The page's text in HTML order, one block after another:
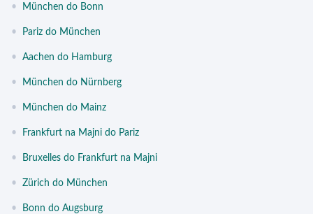
• München do Bonn
• Pariz do München
• Aachen do Hamburg
• München do Nürnberg
• München do Mainz
• Frankfurt na Majni do Pariz
• Bruxelles do Frankfurt na Majni
• Zürich do München
• Bonn do Augsburg